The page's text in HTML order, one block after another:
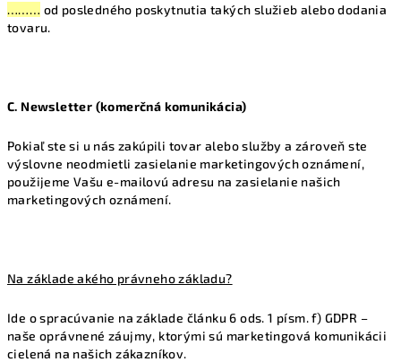
……… od posledného poskytnutia takých služieb alebo dodania
tovaru.
C. Newsletter (komerčná komunikácia)
Pokiaľ ste si u nás zakúpili tovar alebo služby a zároveň ste
výslovne neodmietli zasielanie marketingových oznámení,
použijeme Vašu e-mailovú adresu na zasielanie našich
marketingových oznámení.
Na základe akého právneho základu?
Ide o spracúvanie na základe článku 6 ods. 1 písm. f) GDPR –
naše oprávnené záujmy, ktorými sú marketingová komunikácii
cielená na našich zákazníkov.